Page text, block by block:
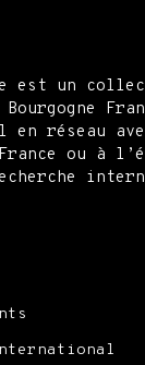
est un
en réseau
ou à